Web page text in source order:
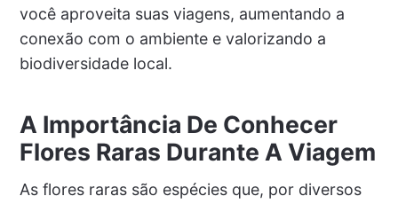
você aproveita suas viagens, aumentando a
conexão com o ambiente e valorizando a
biodiversidade local.
A Importância De Conhecer
Flores Raras Durante A Viagem
As flores raras são espécies que, por diversos